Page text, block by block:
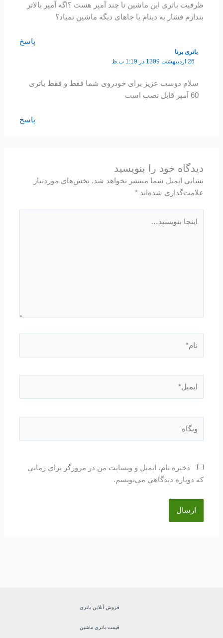
ظرفیت باتری این ماشین تا چند آمپر هست ؟اگه آمپر بالاتر
بندازم فشار به دینام یا جاهای دیگه ماشین نمیاد؟
پاسخ
باتری برنا
26 اردیبهشت 1399 در 1:19 ب.ظ
سلام دوست عزیز برای خودروی شما فقط و فقط باتری
60 آمپر قابل نصب است
پاسخ
دیدگاه‌ خود را بنویسید
نشانی ایمیل شما منتشر نخواهد شد. بخش‌های موردنیاز
علامت‌گذاری شده‌اند*
بنویسید…
ذخیره نام، ایمیل و وبسایت من در مرورگر برای زمانی
که دوباره دیدگاهی می‌نویسم.
فروش آنلاین باتری
قیمت باتری ماشین